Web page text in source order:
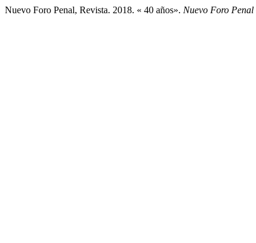
Nuevo Foro Penal, Revista. 2018. « 40 años». Nuevo Foro Penal